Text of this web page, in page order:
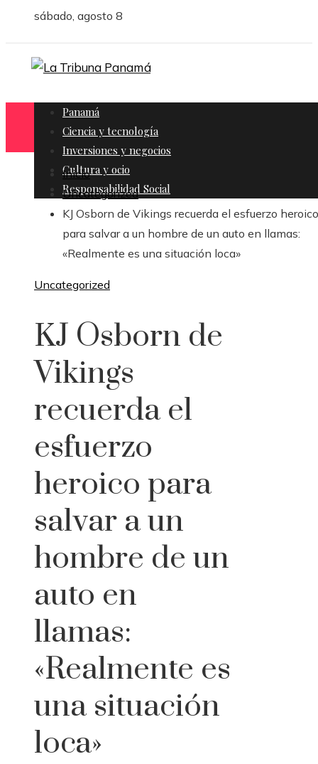
sábado, agosto 8
Panamá
Ciencia y tecnología
Inversiones y negocios
Cultura y ocio
Responsabilidad Social
Inicio
Uncategorized
KJ Osborn de Vikings recuerda el esfuerzo heroico
para salvar a un hombre de un auto en llamas:
«Realmente es una situación loca»
Uncategorized
KJ Osborn de
Vikings
recuerda el
esfuerzo
heroico para
salvar a un
hombre de un
auto en
llamas:
«Realmente es
una situación
loca»